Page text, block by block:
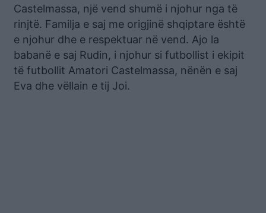
Castelmassa, një vend shumë i njohur nga të
rinjtë. Familja e saj me origjinë shqiptare është
e njohur dhe e respektuar në vend. Ajo la
babanë e saj Rudin, i njohur si futbollist i ekipit
të futbollit Amatori Castelmassa, nënën e saj
Eva dhe vëllain e tij Joi.